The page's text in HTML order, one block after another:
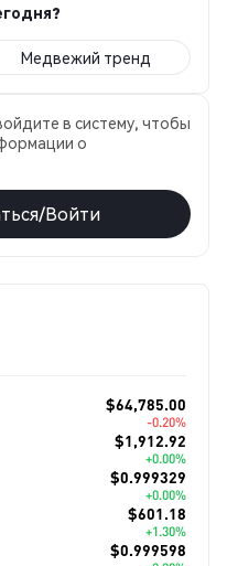
Медвежий тренд
в систему, чтобы
о
Войти
$64,785.00
-0.20%
$1,912.92
+0.00%
$0.999329
+0.00%
$601.18
+1.30%
$0.999598